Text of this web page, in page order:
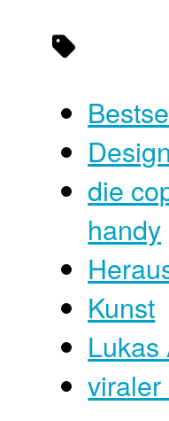
Design
die
handy
Kunst
Lukas
viraler